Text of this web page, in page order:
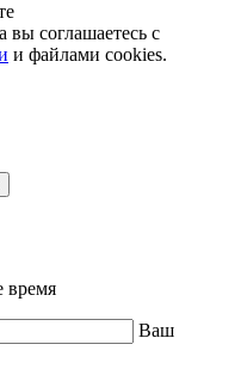
вы соглашаетесь с
и файлами cookies.
время
Ваш